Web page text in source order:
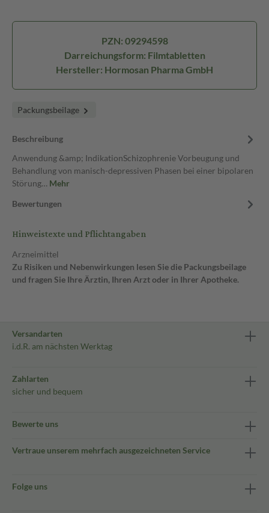
PZN: 09294598
Darreichungsform: Filmtabletten
Hersteller: Hormosan Pharma GmbH
Packungsbeilage
Beschreibung
Anwendung &amp; IndikationSchizophrenie Vorbeugung und
Behandlung von manisch-depressiven Phasen bei einer bipolaren
Störung… Mehr
Bewertungen
Hinweistexte und Pflichtangaben
Arzneimittel
Zu Risiken und Nebenwirkungen lesen Sie die Packungsbeilage
und fragen Sie Ihre Ärztin, Ihren Arzt oder in Ihrer Apotheke.
Versandarten
i.d.R. am nächsten Werktag
Zahlarten
sicher und bequem
Bewerte uns
Vertraue unserem mehrfach ausgezeichneten Service
Folge uns